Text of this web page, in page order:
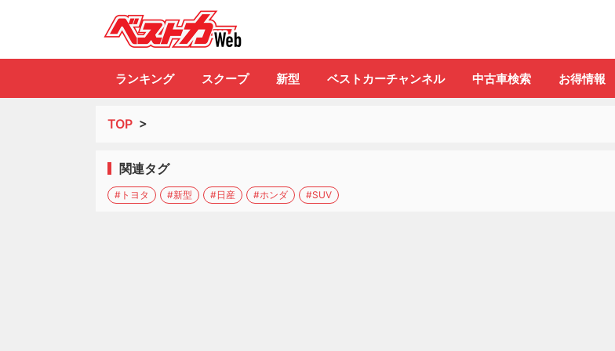
ランキング スクープ 新型 ベストカーチャンネル 中古車検索 お得情報
TOP >
関連タグ
#トヨタ #新型 #日産 #ホンダ #SUV